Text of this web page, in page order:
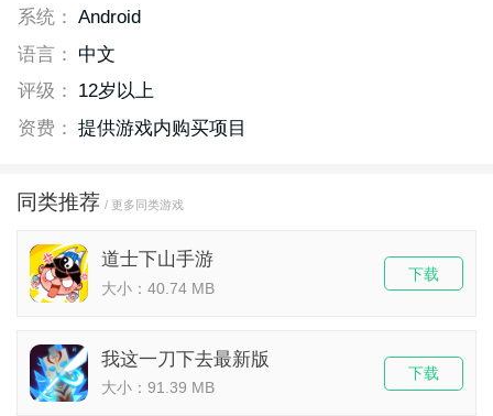
系统： Android
语言：
中文
评级：
12岁以上
资费： 提供游戏内购买项目
同类推荐 / 更多同类游戏
道士下山手游
大小：40.74 MB
下载
我这一刀下去最新版
大小：91.39 MB
下载